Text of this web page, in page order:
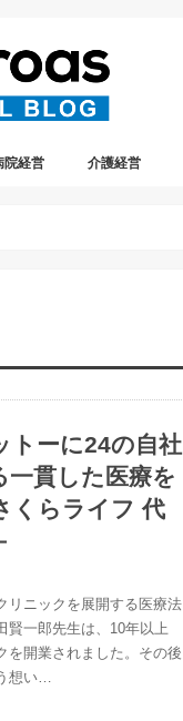
院経営 介護経営
トーに24の自社
一貫した医療を
くらライフ 代
リニックを展開する医療法
賢一郎先生は、10年以上
を開業されました。その後
想い…